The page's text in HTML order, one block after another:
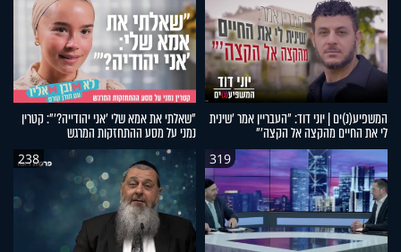
המשפיע(נ)ים | יוני דוד: "העבריין אמר 'שינית
לי את החיים מהקצה אל הקצה'"
"שאלתי את אמא שלי 'אני יהודייה?'": קטרין
נמני על מסע ההתחזקות המרגש
319
238